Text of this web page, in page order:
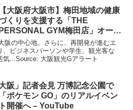
【大阪府大阪市】梅田地域の健康
くりを支援する「THE
PERSONAL GYM梅田店」オープ
阪の中心地。さらに、再開発が進むエ
、ビジネスパーソンや学生、観光客な
気...Source: 大阪観光Gアラート
阪 」記者会見 万博記念公園で
「ポケモン GO」のリアルイベン
ト開催へ – YouTube